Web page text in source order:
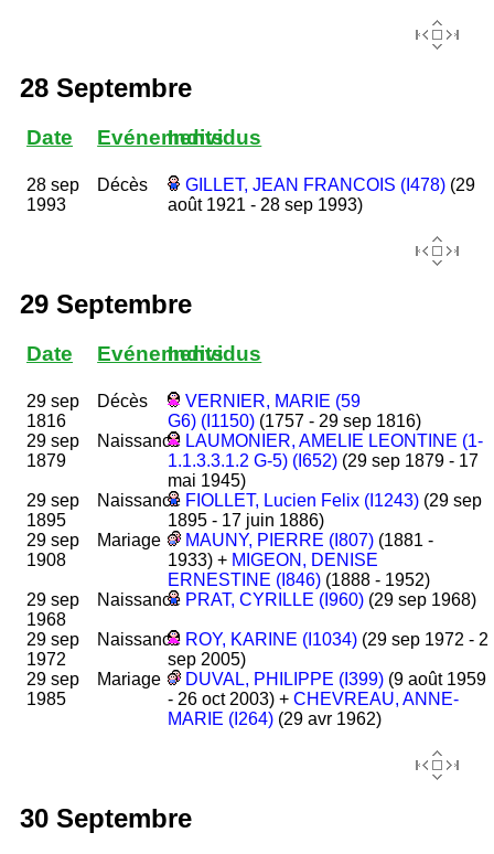
28 Septembre
Date Evénements
Individus
28 sep
1993
Décès GILLET, JEAN FRANCOIS (I478) (29
août 1921 - 28 sep 1993)
29 Septembre
Date Evénements
Individus
29 sep
1816
Décès
VERNIER, MARIE (59
G6) (I1150) (1757 - 29 sep 1816)
29 sep
1879
Naissance LAUMONIER, AMELIE LEONTINE (1-
1.1.3.3.1.2 G-5) (I652) (29 sep 1879 - 17
mai 1945)
29 sep
1895
Naissance FIOLLET, Lucien Felix (I1243) (29 sep
1895 - 17 juin 1886)
29 sep
1908
Mariage MAUNY, PIERRE (I807) (1881 -
1933) + MIGEON, DENISE
ERNESTINE (I846) (1888 - 1952)
29 sep
1968
Naissance PRAT, CYRILLE (I960) (29 sep 1968)
29 sep
1972
Naissance ROY, KARINE (I1034) (29 sep 1972 - 2
sep 2005)
29 sep
1985
Mariage DUVAL, PHILIPPE (I399) (9 août 1959
- 26 oct 2003) +CHEVREAU, ANNE-
MARIE (I264) (29 avr 1962)
30 Septembre